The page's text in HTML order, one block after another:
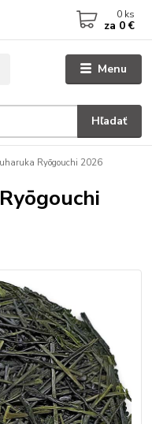
Menu
Hľadať
0 ks
za 0 €
Ryōgouchi 2026